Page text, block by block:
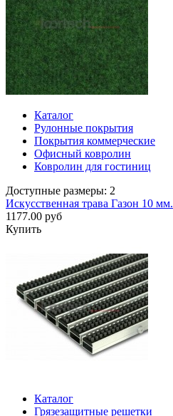
Каталог
Рулонные покрытия
Покрытия коммерческие
Офисный ковролин
Ковролин для гостиниц
Доступные размеры: 2
Искусственная трава Газон 10 мм.
1177.00 руб
Купить
Каталог
Грязезащитные решетки